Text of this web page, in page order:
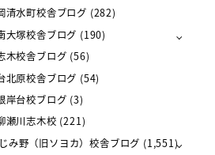
清水町校舎ブログ (282)
大塚校舎ブログ (190)
木校舎ブログ (56)
北原校舎ブログ (54)
岸台校ブログ (3)
瀬川志木校 (221)
み野（旧ソヨカ）校舎ブログ (1,551)